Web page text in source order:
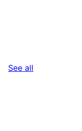
See all